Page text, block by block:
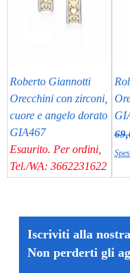
Roberto Giannotti
Orecchini con zirconi,
cuore e angelo dorato
GIA467
Esaurito. Per ordini,
Tel./WA: 3662231622
Iscriviti alla
Non perderti gli